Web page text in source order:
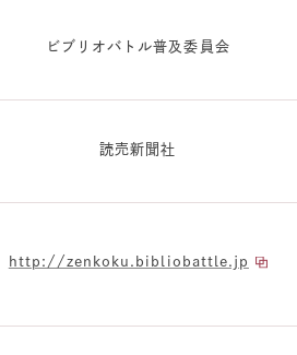
ビブリオバトル普及委員会
読売新聞社
http://zenkoku.bibliobattle.jp